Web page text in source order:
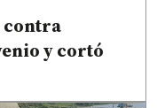
contra
y cortó